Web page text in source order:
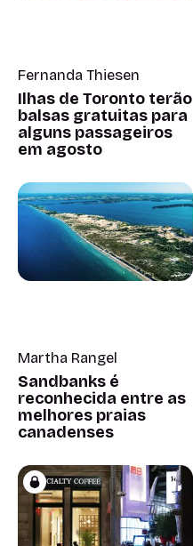
Fernanda Thiesen
Ilhas de Toronto terão
balsas gratuitas para
alguns passageiros
em agosto
Martha Rangel
Sandbanks é
reconhecida entre as
melhores praias
canadenses